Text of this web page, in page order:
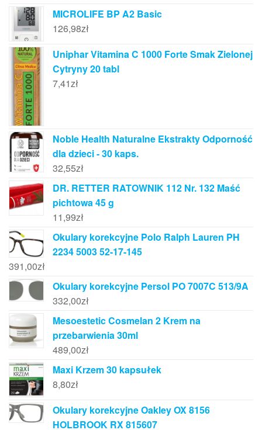
MICROLIFE BP A2 Basic
126,98zł
Uniphar Vitamina C 1000 Forte Smak Zielonej
Cytryny 20 tabl
7,41zł
Noble Health Naturalne Ekstrakty Odporność
dla dzieci - 30 kaps.
32,55zł
DR. RETTER RATOWNIK 112 Nr. 132 Maść
pichtowa 45 g
11,99zł
Okulary korekcyjne Polo Ralph Lauren PH
2234 5003 52-17-145
391,00zł
Okulary korekcyjne Persol PO 7007C 513/9A
332,00zł
Mesoestetic Cosmelan 2 Krem na
przebarwienia 30ml
489,00zł
Maxi Krzem 30 kapsułek
8,80zł
Okulary korekcyjne Oakley OX 8156
HOLBROOK RX 815607